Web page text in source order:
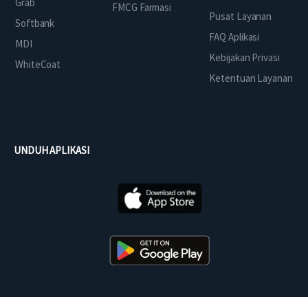
Softbank
MDI
WhiteCoat
FMCG Farmasi
Pusat Layanan
FAQ Aplikasi
Kebijakan Privasi
Ketentuan Layanan
UNDUH APLIKASI